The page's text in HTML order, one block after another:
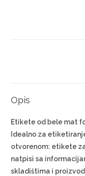
Opis
Etikete od bele mat
Idealno za
otvorenom: etikete
natpisi sa
skladištima i